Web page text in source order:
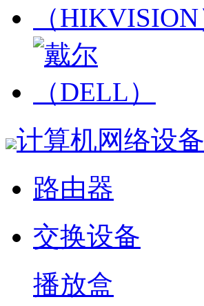
计算机网络设备
路由器
交换设备
播放盒